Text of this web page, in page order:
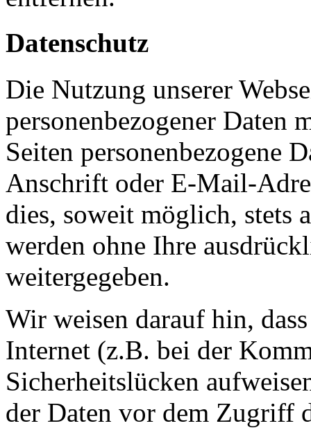
Datenschutz
Die Nutzung unserer
personenbezogener Daten
Seiten personenbezogene
Anschrift oder E-Mail-
dies, soweit möglich, stets
werden ohne Ihre
weitergegeben.
Wir weisen darauf hin,
Internet (z.B. bei der
Sicherheitslücken
der Daten vor dem Zugriff